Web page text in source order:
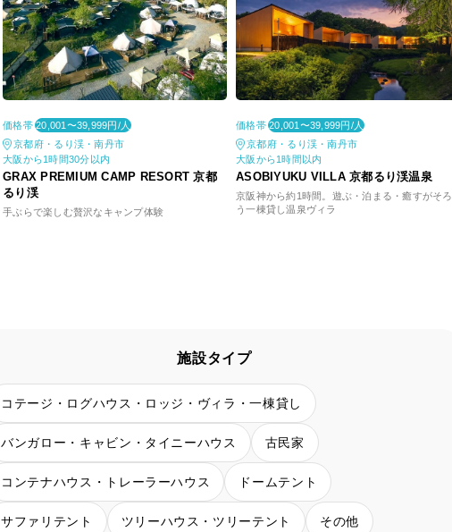
価格帯 20,001〜39,999円/人
京都府・るり渓・南丹市
大阪から1時間30分以内
GRAX PREMIUM CAMP RESORT 京都
るり渓
手ぶらで楽しむ贅沢なキャンプ体験
価格帯 20,001〜39,999円/人
京都府・るり渓・南丹市
大阪から1時間以内
ASOBIYUKU VILLA 京都るり渓温泉
京阪神から約1時間。遊ぶ・泊まる・癒すがそろ
う一棟貸し温泉ヴィラ
施設タイプ
コテージ・ログハウス・ロッジ・ヴィラ・一棟貸し
バンガロー・キャビン・タイニーハウス 古民家
コンテナハウス・トレーラーハウス ドームテント
サファリテント ツリーハウス・ツリーテント その他